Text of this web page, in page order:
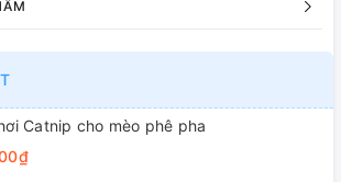
Catnip cho mèo phê pha